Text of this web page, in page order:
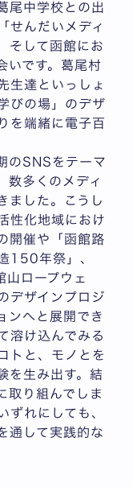
尾中学校との出
せんだいメディ
そして函館にお
いです。葛尾村
生達といっしょ
びの場」のデザ
を端緒に電子百
のSNSをテーマ
数多くのメディ
ました。こうし
性化地域におけ
開催や「函館路
150年祭」、
山ロープウェ
デザインプロジ
ンへと展開でき
溶け込んでみる
トと、モノとを
を生み出す。結
取り組んでしま
ずれにしても、
通して実践的な